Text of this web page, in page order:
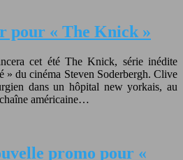
pour « The Knick »
cet été The Knick, série inédite
» du cinéma Steven Soderbergh. Clive
dans un hôpital new yorkais, au
américaine…
promo pour «